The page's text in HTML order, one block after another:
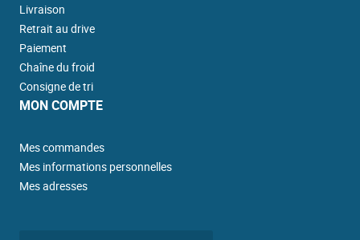
Livraison
Retrait au drive
Paiement
Chaîne du froid
Consigne de tri
MON COMPTE
Mes commandes
Mes informations personnelles
Mes adresses